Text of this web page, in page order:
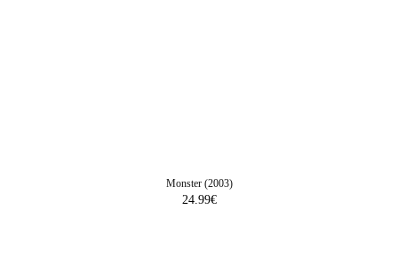
Monster (2003)
24.99€